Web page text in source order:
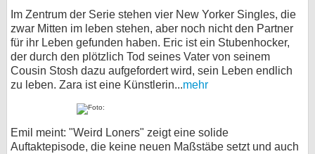
Im Zentrum der Serie stehen vier New Yorker Singles, die
zwar Mitten im leben stehen, aber noch nicht den Partner
für ihr Leben gefunden haben. Eric ist ein Stubenhocker,
der durch den plötzlich Tod seines Vater von seinem
Cousin Stosh dazu aufgefordert wird, sein Leben endlich
zu leben. Zara ist eine Künstlerin...mehr
Emil meint: "Weird Loners" zeigt eine solide
Auftaktepisode, die keine neuen Maßstäbe setzt und auch